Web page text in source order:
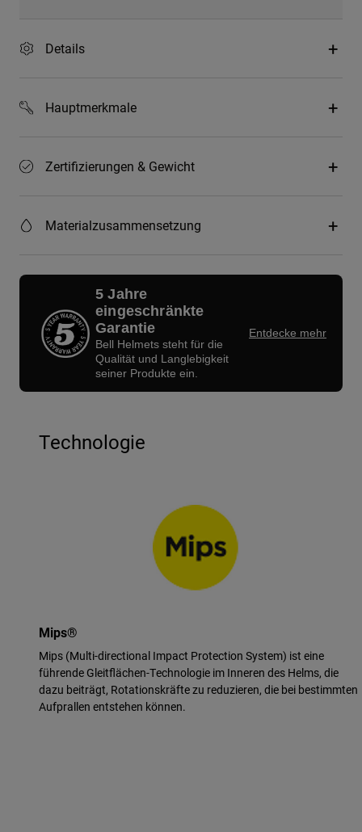
Details
Hauptmerkmale
Zertifizierungen & Gewicht
Materialzusammensetzung
5 Jahre
eingeschränkte
Garantie
Bell Helmets steht für die
Qualität und Langlebigkeit
seiner Produkte ein.
Entdecke mehr
Technologie
Mips®
Mips (Multi-directional Impact Protection System) ist eine
führende Gleitflächen-Technologie im Inneren des Helms, die
dazu beiträgt, Rotationskräfte zu reduzieren, die bei bestimmten
Aufprallen entstehen können.